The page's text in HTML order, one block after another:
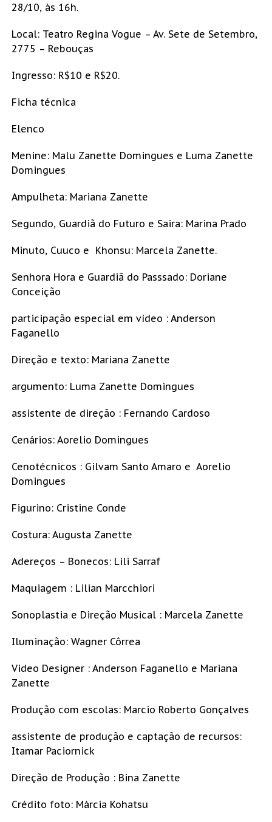
28/10, às 16h.
Local: Teatro Regina Vogue – Av. Sete de Setembro,
2775 – Rebouças
Ingresso: R$10 e R$20.
Ficha técnica
Elenco
Menine: Malu Zanette Domingues e Luma Zanette
Domingues
Ampulheta: Mariana Zanette
Segundo, Guardiã do Futuro e Saira: Marina Prado
Minuto, Cuuco e Khonsu: Marcela Zanette.
Senhora Hora e Guardiã do Passsado: Doriane
Conceição
participação especial em vídeo : Anderson
Faganello
Direção e texto: Mariana Zanette
argumento: Luma Zanette Domingues
assistente de direção : Fernando Cardoso
Cenários: Aorelio Domingues
Cenotécnicos : Gilvam Santo Amaro e Aorelio
Domingues
Figurino: Cristine Conde
Costura: Augusta Zanette
Adereços – Bonecos: Lili Sarraf
Maquiagem : Lilian Marcchiori
Sonoplastia e Direção Musical : Marcela Zanette
Iluminação: Wagner Côrrea
Video Designer : Anderson Faganello e Mariana
Zanette
Produção com escolas: Marcio Roberto Gonçalves
assistente de produção e captação de recursos:
Itamar Paciornick
Direção de Produção : Bina Zanette
Crédito foto: Márcia Kohatsu